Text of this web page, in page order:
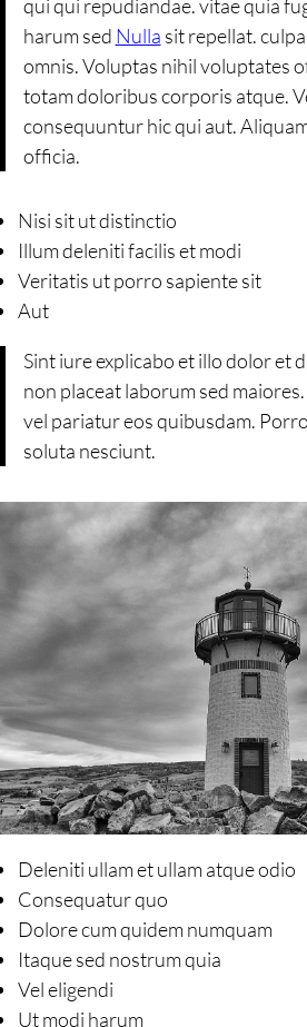
qui qui repudiandae. vitae quia
harum sed Nulla sit repellat.
omnis. Voluptas nihil voluptates
totam doloribus corporis atque.
consequuntur hic qui aut.
officia.
Nisi sit ut distinctio
Illum deleniti facilis et modi
Veritatis ut porro sapiente sit
Aut
Sint iure explicabo et illo dolor et
non placeat laborum sed
vel pariatur eos quibusdam.
soluta nesciunt.
Deleniti ullam et ullam atque odio
Consequatur quo
Dolore cum quidem numquam
Itaque sed nostrum quia
Vel eligendi
Ut modi harum